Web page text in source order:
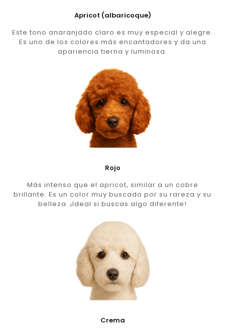
Apricot (albaricoque)
Este tono anaranjado claro es muy especial y alegre.
Es uno de los colores más encantadores y da una
apariencia tierna y luminosa.
Rojo
Más intenso que el apricot, similar a un cobre
brillante. Es un color muy buscado por su rareza y su
belleza. ¡Ideal si buscas algo diferente!
Crema